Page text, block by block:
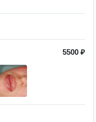
5500 ₽